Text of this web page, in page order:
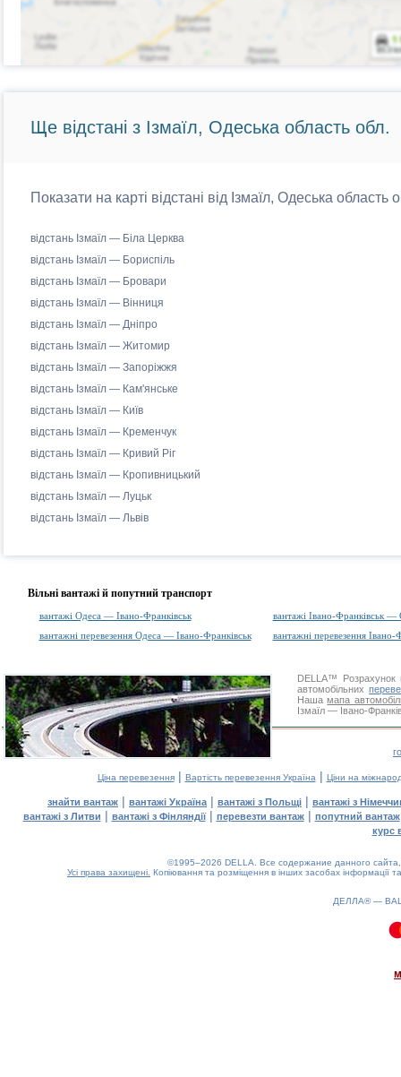
Ще відстані з Ізмаїл, Одеська область обл.
Показати на карті відстані від Ізмаїл, Одеська область
відстань Ізмаїл — Біла Церква
відстань Ізмаїл — Бориспіль
відстань Ізмаїл — Бровари
відстань Ізмаїл — Вінниця
відстань Ізмаїл — Дніпро
відстань Ізмаїл — Житомир
відстань Ізмаїл — Запоріжжя
відстань Ізмаїл — Кам'янське
відстань Ізмаїл — Київ
відстань Ізмаїл — Кременчук
відстань Ізмаїл — Кривий Ріг
відстань Ізмаїл — Кропивницький
відстань Ізмаїл — Луцьк
відстань Ізмаїл — Львів
Вільні вантажі й попутний транспорт
вантажі Одеса — Івано-Франківськ
вантажі Івано-Франківськ —
вантажні перевезення Одеса — Івано-Франківськ
вантажні перевезення
DELLA™
Розрахунок
автомобільних
Нашамапа
Ізмаїл — Івано-
Ціна перевезення| Вартість перевезення Україна | Ціни на
знайти вантаж | вантажі Україна | вантажі з Польщі | вантажі з
вантажі з Литви | вантажі з Фінляндії| перевезти вантаж| попутний вантаж
курс
©1995–2026 DELLA. Все содержание данного
Усі права захищені. Копіювання та розміщення в інших засобах інформації
ДЕЛЛА® —